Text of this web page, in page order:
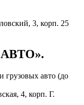
3, корп. 25
грузовых авто (до
4, корп. Г.